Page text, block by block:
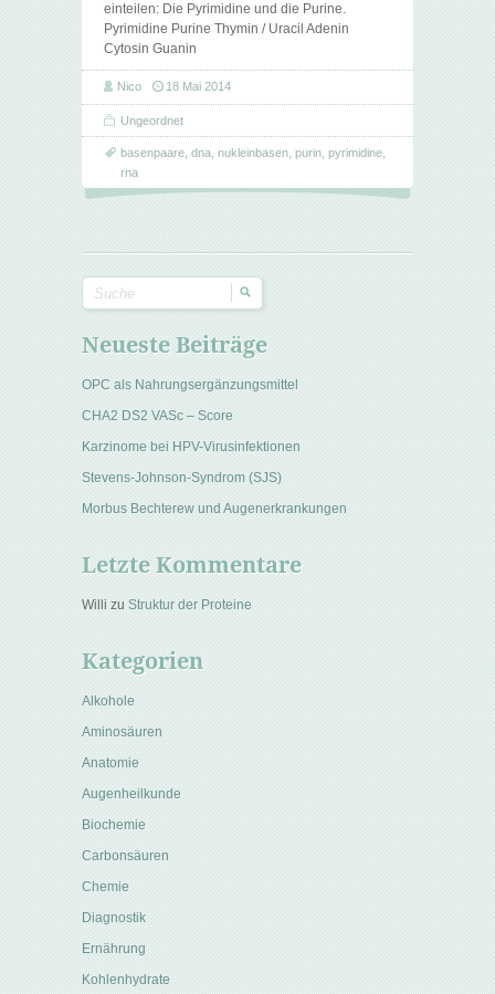
einteilen: Die Pyrimidine und die Purine.
Pyrimidine Purine Thymin / Uracil Adenin
Cytosin Guanin
Nico 18 Mai 2014
Ungeordnet
basenpaare dna nukleinbasen purin pyrimidine
rna
Neueste Beiträge
OPC als Nahrungsergänzungsmittel
CHA2 DS2 VASc – Score
Karzinome bei HPV-Virusinfektionen
Stevens-Johnson-Syndrom (SJS)
Morbus Bechterew und Augenerkrankungen
Letzte Kommentare
Willi zu Struktur der Proteine
Kategorien
Alkohole
Aminosäuren
Anatomie
Augenheilkunde
Biochemie
Carbonsäuren
Chemie
Diagnostik
Ernährung
Kohlenhydrate